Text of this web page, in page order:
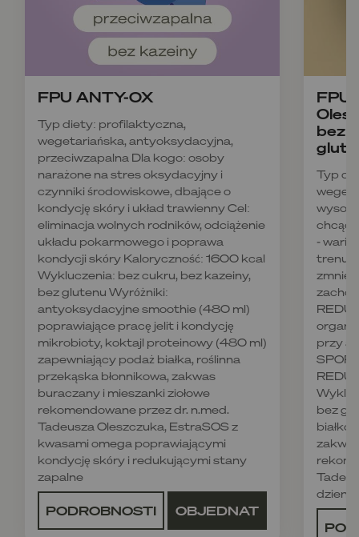
FPU ANTY-OX
Typ diety: profilaktyczna,
wegetariańska, antyoksydacyjna,
przeciwzapalna Dla kogo: osoby
narażone na stres oksydacyjny i
czynniki środowiskowe, dbające o
kondycję skóry i układ trawienny Cel:
eliminacja wolnych rodników, odciążenie
układu pokarmowego i poprawa
kondycji skóry Kaloryczność: 1600 kcal
Wykluczenia: bez cukru, bez kazeiny,
bez glutenu Wyróżniki:
antyoksydacyjne smoothie (480 ml)
poprawiające pracę jelit i kondycję
mikrobioty, koktajl proteinowy (480 ml)
zapewniający podaż białka, roślinna
przekąska błonnikowa, zakwas
buraczany i mieszanki ziołowe
rekomendowane przez dr. n.med.
Tadeusza Oleszczuka, EstraSOS z
kwasami omega poprawiającymi
kondycję skóry i redukującymi stany
zapalne
PODROBNOSTI OBJEDNAT
FPU
bez
Typ
-
przy
bez